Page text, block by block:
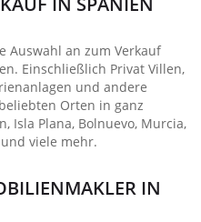
Auswahl an zum Verkauf
Einschließlich Privat Villen,
und andere
Orten in ganz
Isla Plana, Bolnuevo, Murcia,
viele mehr.
IN